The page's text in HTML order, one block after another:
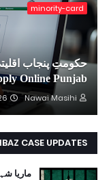
minority-card
Online Punjab
Nawai Masihi
AM
CASE UPDATES
ماریا